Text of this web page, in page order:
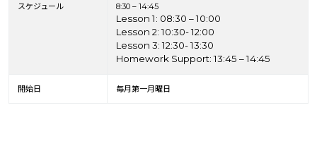
スケジュール 8:30 – 14:45
Lesson 1: 08:30 – 10:00
Lesson 2: 10:30- 12:00
Lesson 3: 12:30- 13:30
Homework Support: 13:45 – 14:45
開始日 毎月第一月曜日